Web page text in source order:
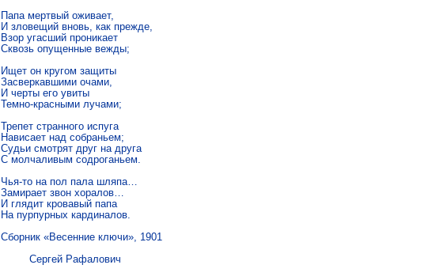
Папа мертвый оживает,
И зловещий вновь, как прежде,
Взор угасший проникает
Сквозь опущенные вежды;
Ищет он кругом защиты
Засверкавшими очами,
И черты его увиты
Темно-красными лучами;
Трепет странного испуга
Нависает над собраньем;
Судьи смотрят друг на друга
С молчаливым содроганьем.
Чья-то на пол пала шляпа…
Замирает звон хоралов…
И глядит кровавый папа
На пурпурных кардиналов.
Сборник «Весенние ключи», 1901
Сергей Рафалович